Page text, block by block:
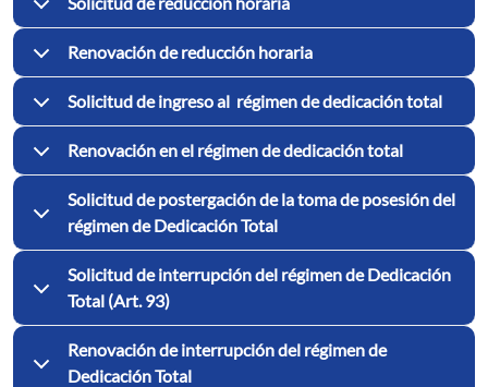
Renovación de reducción horaria
Solicitud de ingreso al régimen de dedicación total
Renovación en el régimen de dedicación total
Solicitud de postergación de la toma de posesión del
régimen de Dedicación Total
Solicitud de interrupción del régimen de Dedicación
Total (Art. 93)
Renovación de interrupción del régimen de
Dedicación Total